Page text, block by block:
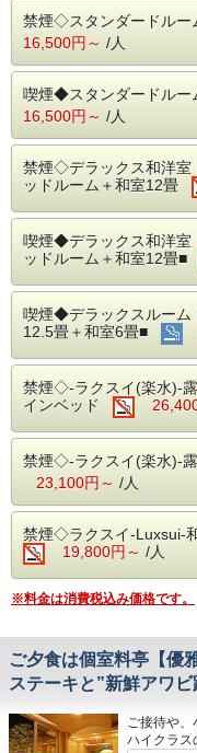
【ご夕食】
海の物など
※ご人数に
ホールにて
食や、群
シェフ特
(ビュッフ
開場時間 7
います
塩化物炭
と言われ、
大変温まる
でお楽しみ
【オススメ
■富岡製糸
■群馬サフ
■軽井沢：
■こんにゃ
■めんたい
禁煙◇スタンダードル
16,500円～ /人
喫煙◆スタンダードル
16,500円～ /人
禁煙◇デラックス和洋室
ッドルーム＋和室12畳
喫煙◆デラックス和洋室
ッドルーム＋和室12畳■
喫煙◆デラックスルー
12.5畳＋和室6畳■
禁煙◇-ラクスイ(楽水)-
インベッド
禁煙◇-ラクスイ(楽水)-
23,100円～ /人
禁煙◇ラクスイ-Luxsui-
19,800円～ /人
※料金は消費税込み価格です。
ご夕食は個室料亭【優
ステーキと”新鮮アワ
ご接待や
ハイクラス